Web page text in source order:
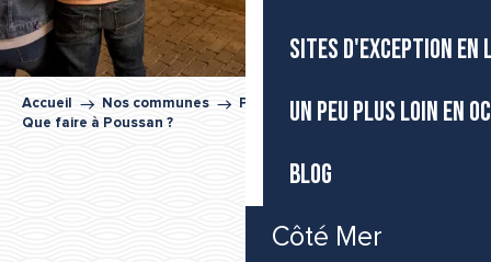
SITES D'EXCEPTION EN
UN PEU PLUS LOIN EN
BLOG
Côté Mer
Accueil Nos communes
Poussan
Que faire à Poussan ?